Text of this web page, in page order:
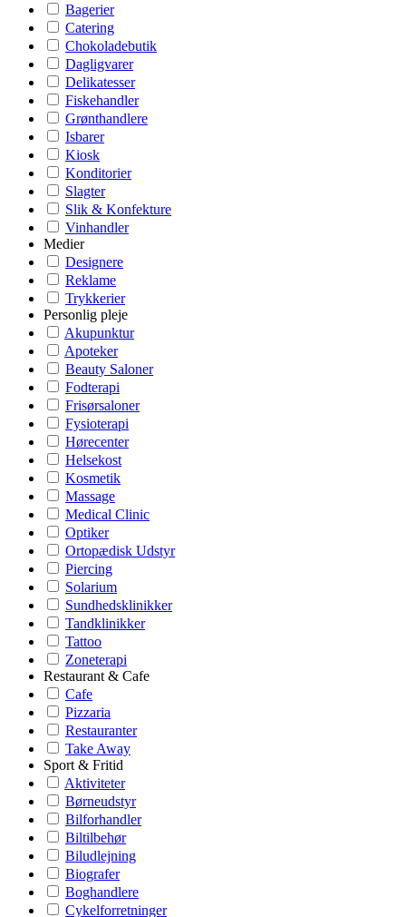
Bagerier
Catering
Chokoladebutik
Dagligvarer
Delikatesser
Fiskehandler
Grønthandlere
Isbarer
Kiosk
Konditorier
Slagter
Slik & Konfekture
Vinhandler
Medier
Designere
Reklame
Trykkerier
Personlig pleje
Akupunktur
Apoteker
Beauty Saloner
Fodterapi
Frisørsaloner
Fysioterapi
Hørecenter
Helsekost
Kosmetik
Massage
Medical Clinic
Optiker
Ortopædisk Udstyr
Piercing
Solarium
Sundhedsklinikker
Tandklinikker
Tattoo
Zoneterapi
Restaurant & Cafe
Cafe
Pizzaria
Restauranter
Take Away
Sport & Fritid
Aktiviteter
Børneudstyr
Bilforhandler
Biltilbehør
Biludlejning
Biografer
Boghandlere
Cykelforretninger